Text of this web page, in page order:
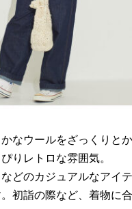
なウールをざっくりと
りレトロな雰囲気。
どのカジュアルなアイ
初詣の際など、着物に